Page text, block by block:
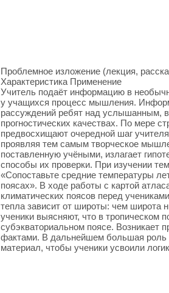
Проблемное изложение (лекция,
Характеристика Применение
Учитель подаёт информацию в
у учащихся процесс мышления.
рассуждений ребят над услышанным,
прогностических качествах. По мере
предвосхищают очередной шаг
проявляя тем самым творческое
поставленную учёными, излагает
способы их проверки. При изучении
«Сопоставьте средние температуры
поясах». В ходе работы с картой
климатических поясов перед
тепла зависит от широты: чем широта
ученики выясняют, что в тропическом
субэкваториальном поясе.
фактами. В дальнейшем большая роль
материал, чтобы ученики усвоили